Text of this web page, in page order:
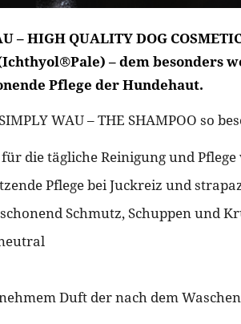
– HIGH QUALITY DOG
– dem besonders
Pflege der Hundehaut.
WAU – THE SHAMPOO so
für die tägliche Reinigung und
Pflege bei Juckreiz und
Schmutz, Schuppen und
Duft der nach dem